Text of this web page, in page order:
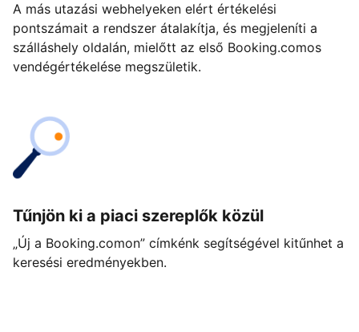
A más utazási webhelyeken elért értékelési
pontszámait a rendszer átalakítja, és megjeleníti a
szálláshely oldalán, mielőtt az első Booking.comos
vendégértékelése megszületik.
Tűnjön ki a piaci szereplők közül
„Új a Booking.comon” címkénk segítségével kitűnhet a
keresési eredményekben.